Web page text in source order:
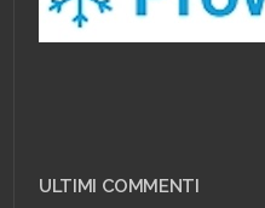
ULTIMI COMMENTI